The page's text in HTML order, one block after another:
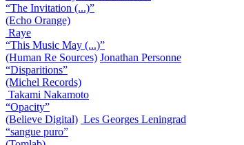
“The Invitation (...)”
(Echo Orange)
Raye
“This Music May (...)”
(Human Re Sources) Jonathan Personne
“Disparitions”
(Michel Records)
Takami Nakamoto
“Opacity”
(Believe Digital) Les Georges Leningrad
“sangue puro”